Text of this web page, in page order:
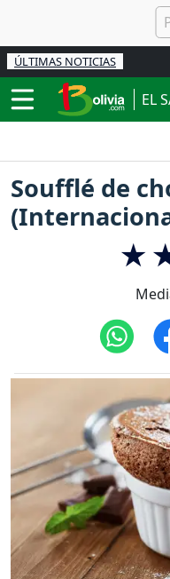
ÚLTIMAS NOTICIAS
EL
Soufflé de